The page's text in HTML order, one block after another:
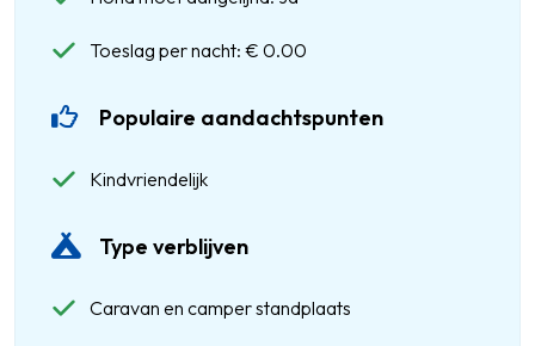
Toeslag per nacht: € 0.00
Populaire aandachtspunten
Kindvriendelijk
Type verblijven
Caravan en camper standplaats